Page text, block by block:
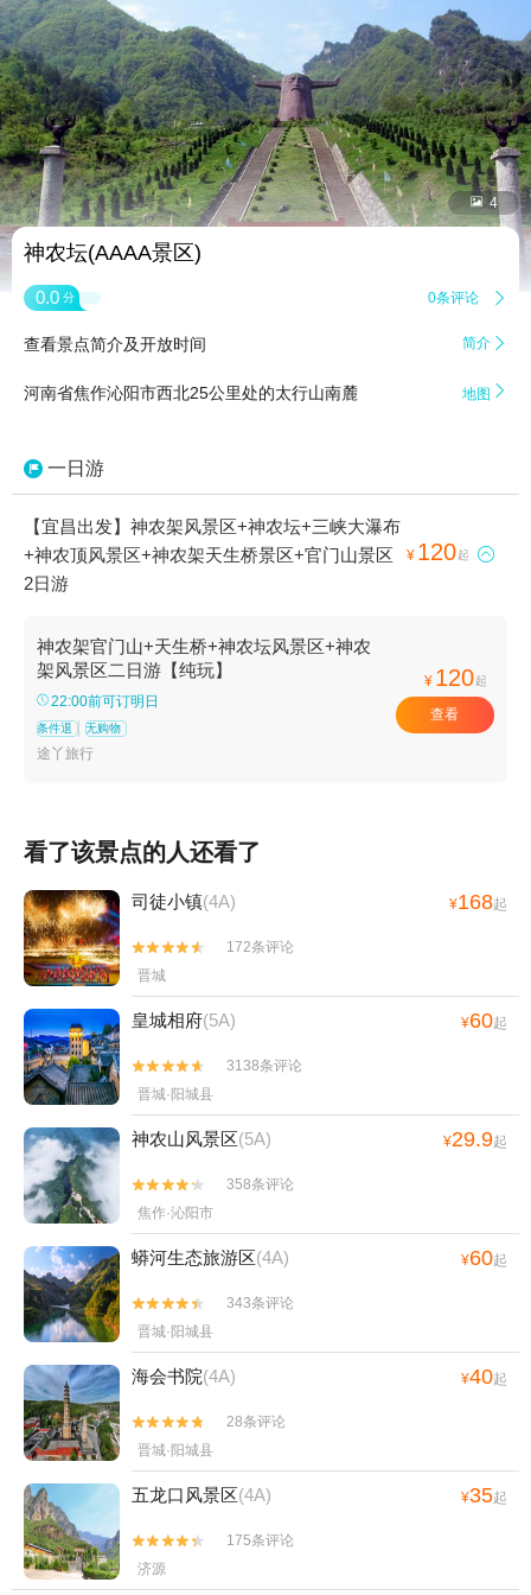
 4
神农坛(AAAA景区)
0.0 分 0条评论 
查看景点简介及开放时间 简介 
河南省焦作沁阳市西北25公里处的太行山南麓 地图 
一日游
【宜昌出发】神农架风景区+神农坛+三峡大瀑布
+神农顶风景区+神农架天生桥景区+官门山景区
2日游
¥ 120起 
神农架官门山+天生桥+神农坛风景区+神农
架风景区二日游【纯玩】
22:00前可订明日
条件退 无购物
途丫旅行
¥ 120起
查看
看了该景点的人还看了
司徒小镇(4A) ¥168起


172条评论
晋城
皇城相府(5A) ¥60起


3138条评论
晋城·阳城县
神农山风景区(5A) ¥29.9起


358条评论
焦作·沁阳市
蟒河生态旅游区(4A) ¥60起


343条评论
晋城·阳城县
海会书院(4A) ¥40起


28条评论
晋城·阳城县
五龙口风景区(4A) ¥35起


175条评论
济源
